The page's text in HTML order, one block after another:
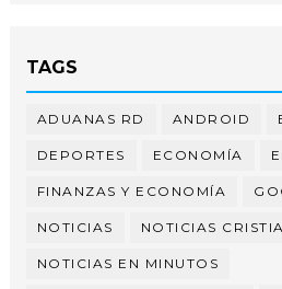
TAGS
ADUANAS RD ANDROID
DEPORTES ECONOMÍA
FINANZAS Y ECONOMÍA
NOTICIAS NOTICIAS
NOTICIAS EN MINUTOS